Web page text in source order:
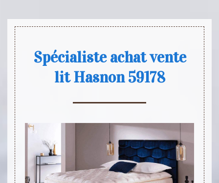
Spécialiste achat vente
lit Hasnon 59178